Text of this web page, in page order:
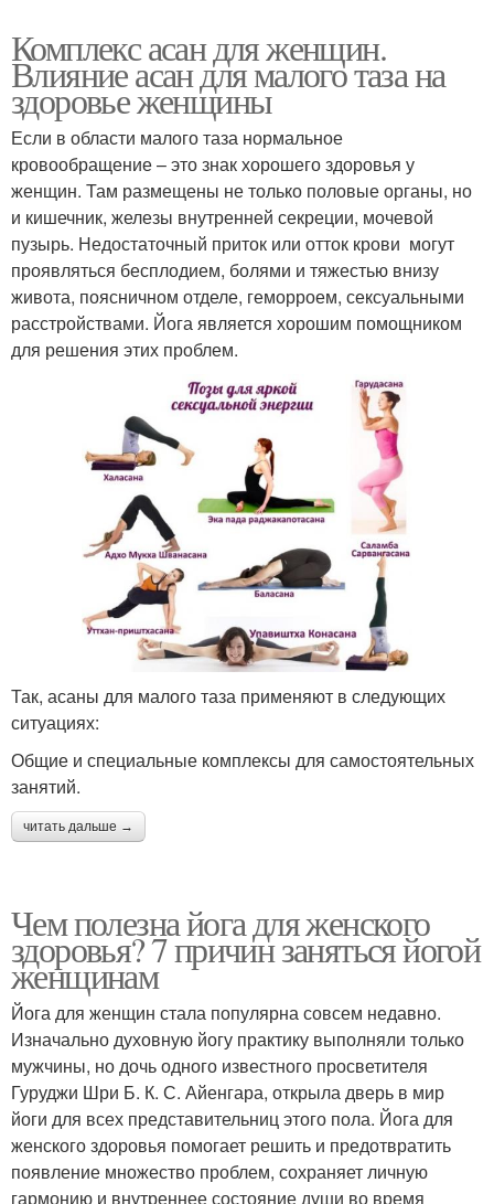
Комплекс асан для женщин.
Влияние асан для малого таза на
здоровье женщины
Если в области малого таза нормальное
кровообращение – это знак хорошего здоровья у
женщин. Там размещены не только половые органы, но
и кишечник, железы внутренней секреции, мочевой
пузырь. Недостаточный приток или отток крови могут
проявляться бесплодием, болями и тяжестью внизу
живота, поясничном отделе, геморроем, сексуальными
расстройствами. Йога является хорошим помощником
для решения этих проблем.
Так, асаны для малого таза применяют в следующих
ситуациях:
Общие и специальные комплексы для самостоятельных
занятий.
читать дальше →
Чем полезна йога для женского
здоровья? 7 причин заняться йогой
женщинам
Йога для женщин стала популярна совсем недавно.
Изначально духовную йогу практику выполняли только
мужчины, но дочь одного известного просветителя
Гуруджи Шри Б. К. С. Айенгара, открыла дверь в мир
йоги для всех представительниц этого пола. Йога для
женского здоровья помогает решить и предотвратить
появление множество проблем, сохраняет личную
гармонию и внутреннее состояние души во время